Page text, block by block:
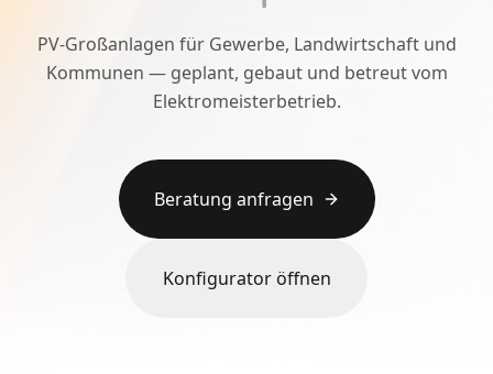
PV-Großanlagen für Gewerbe, Landwirtschaft und
Kommunen — geplant, gebaut und betreut vom
Elektromeisterbetrieb.
Beratung anfragen
Konfigurator öffnen